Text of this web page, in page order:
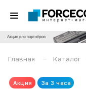
Главная – Каталог
Акция За 3 часа